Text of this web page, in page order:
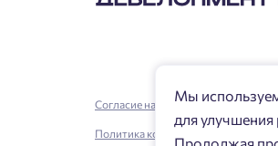
Согласие на обработку
Политика конфиденциальности
Мы
для улучшения